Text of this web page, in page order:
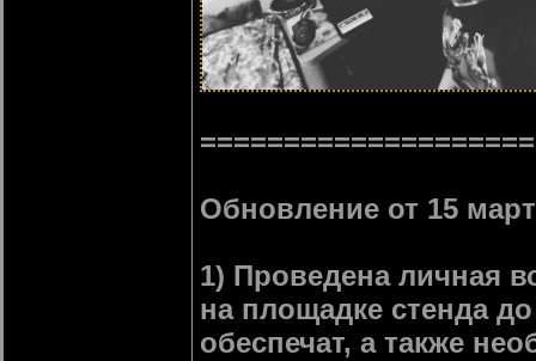
Обновление от 15
1) Проведена личная
на площадке стенда
обеспечат, а также